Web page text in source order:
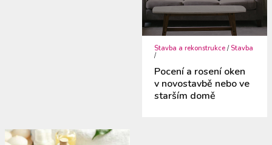
Stavba a rekonstrukce / Stavba
/
Pocení a rosení oken
v novostavbě nebo ve
starším domě